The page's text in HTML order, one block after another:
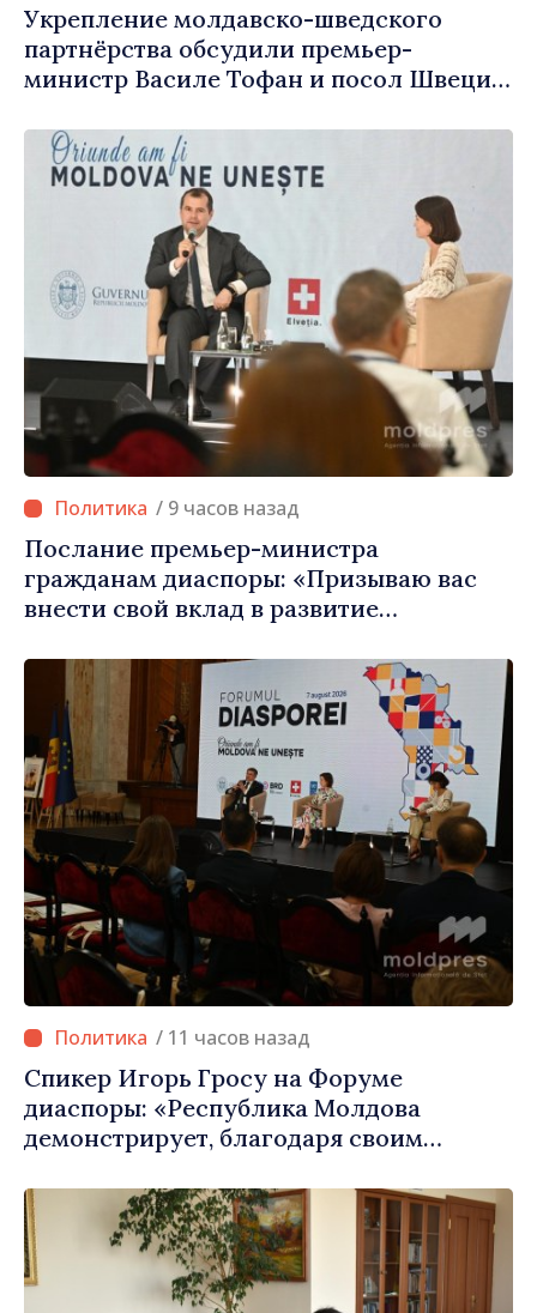
Укрепление молдавско-шведского
партнёрства обсудили премьер-
министр Василе Тофан и посол Швеции
/ 9 часов назад
Послание премьер-министра
гражданам диаспоры: «Призываю вас
внести свой вклад в развитие
/ 11 часов назад
Спикер Игорь Гросу на Форуме
диаспоры: «Республика Молдова
демонстрирует, благодаря своим
заслуживает стать частью большой
европейской семьи»